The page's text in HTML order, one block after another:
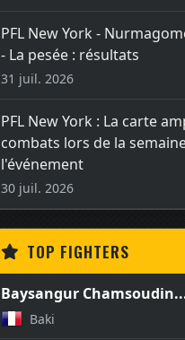
PFL New York -
- La pesée : résultats
31 juil. 2026
PFL New York : La carte
combats lors de la
l'événement
30 juil. 2026
TOP FIGHTERS
Baysangur
Baki